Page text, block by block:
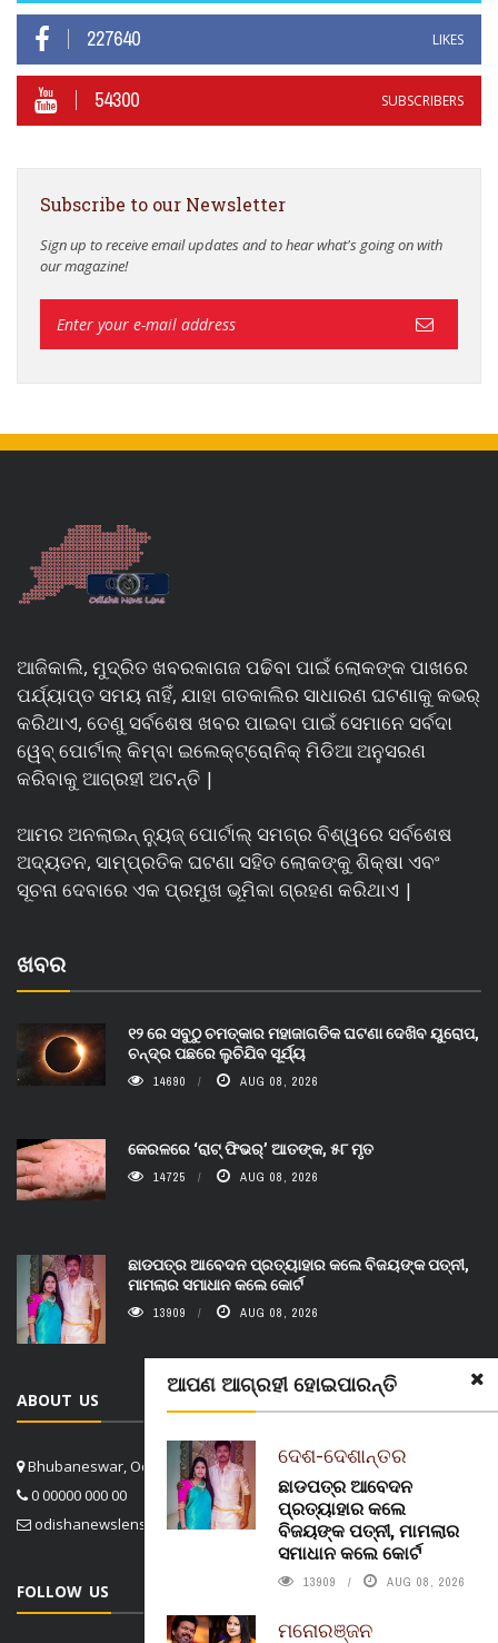
ଆପଣ ଆଗ୍ରହୀ ହୋଇପାରନ୍ତି
ଦେଶ-ଦେଶାନ୍ତର
ଛାଡପତ୍ର ଆବେଦନ
ପ୍ରତ୍ୟାହାର କଲେ
ବିଜୟଙ୍କ ପତ୍ନୀ, ମାମଲାର
ସମାଧାନ କଲେ କୋର୍ଟ
13909 AUG 08, 2026
ମନୋରଞ୍ଜନ
227640 LIKES
54300 SUBSCRIBERS
Subscribe to our Newsletter
Sign up to receive email updates and to hear what's going on with
our magazine!
ଆଜିକାଲି, ମୁଦ୍ରିତ ଖବରକାଗଜ ପଢିବା ପାଇଁ ଲୋକଙ୍କ ପାଖରେ
ପର୍ଯ୍ୟାପ୍ତ ସମୟ ନାହିଁ, ଯାହା ଗତକାଲିର ସାଧାରଣ ଘଟଣାକୁ କଭର୍
କରିଥାଏ, ତେଣୁ ସର୍ବଶେଷ ଖବର ପାଇବା ପାଇଁ ସେମାନେ ସର୍ବଦା
ୱେବ୍ ପୋର୍ଟାଲ୍ କିମ୍ବା ଇଲେକ୍ଟ୍ରୋନିକ୍ ମିଡିଆ ଅନୁସରଣ
କରିବାକୁ ଆଗ୍ରହୀ ଅଟନ୍ତି |
ଆମର ଅନଲାଇନ୍ ନ୍ୟୁଜ୍ ପୋର୍ଟାଲ୍ ସମଗ୍ର ବିଶ୍ୱରେ ସର୍ବଶେଷ
ଅଦ୍ୟତନ, ସାମ୍ପ୍ରତିକ ଘଟଣା ସହିତ ଲୋକଙ୍କୁ ଶିକ୍ଷା ଏବଂ
ସୂଚନା ଦେବାରେ ଏକ ପ୍ରମୁଖ ଭୂମିକା ଗ୍ରହଣ କରିଥାଏ |
ଖବର
୧୨ ରେ ସବୁଠୁ ଚମତ୍କାର ମହାଜାଗତିକ ଘଟଣା ଦେଖିବ ୟୁରୋପ,
ଚନ୍ଦ୍ର ପଛରେ ଲୁଚିଯିବ ସୂର୍ଯ୍ୟ
14690 AUG 08, 2026
କେରଳରେ ‘ରାଟ୍ ଫିଭର୍’ ଆତଙ୍କ, ୫୮ ମୃତ
14725 AUG 08, 2026
ଛାଡପତ୍ର ଆବେଦନ ପ୍ରତ୍ୟାହାର କଲେ ବିଜୟଙ୍କ ପତ୍ନୀ,
ମାମଲାର ସମାଧାନ କଲେ କୋର୍ଟ
13909 AUG 08, 2026
ABOUT US
Bhubaneswar, Odisha, India
0 00000 000 00
odishanewslens@gmail.com
FOLLOW US